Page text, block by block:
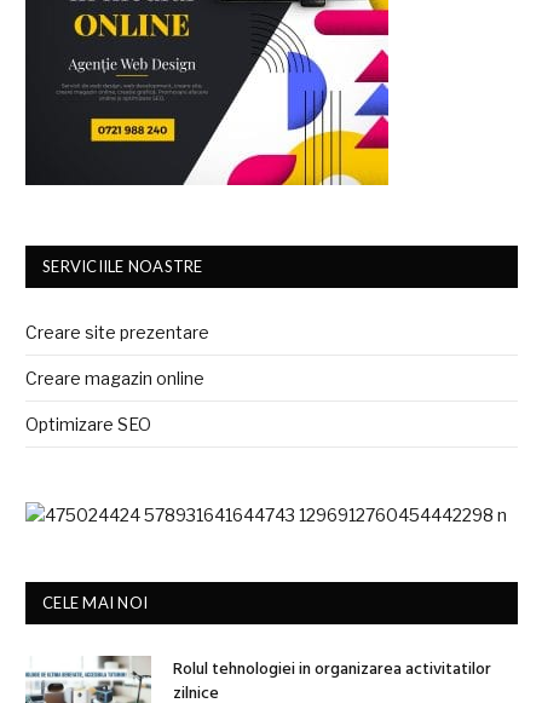
SERVICIILE NOASTRE
Creare site prezentare
Creare magazin online
Optimizare SEO
CELE MAI NOI
Rolul tehnologiei in organizarea activitatilor
zilnice